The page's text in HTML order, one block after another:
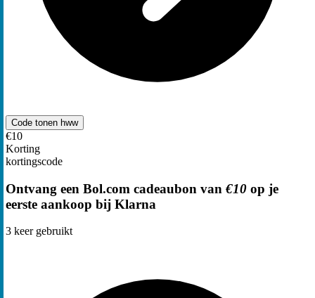
Code tonen hww
€10
Korting
kortingscode
Ontvang een Bol.com cadeaubon van €10 op je
eerste aankoop bij Klarna
3 keer gebruikt